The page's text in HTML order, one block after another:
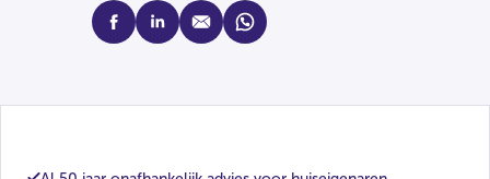
facebooklinkedinmail whatsapp